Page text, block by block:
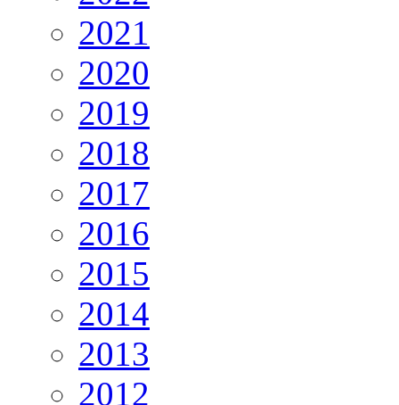
2021
2020
2019
2018
2017
2016
2015
2014
2013
2012